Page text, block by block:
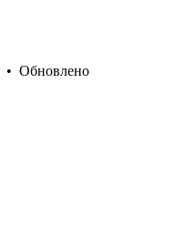
• Обновлено